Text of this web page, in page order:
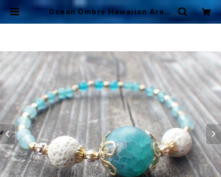
Ocean Ombre Hawaiian Arom
a Bracelet アロマディフューザーブ